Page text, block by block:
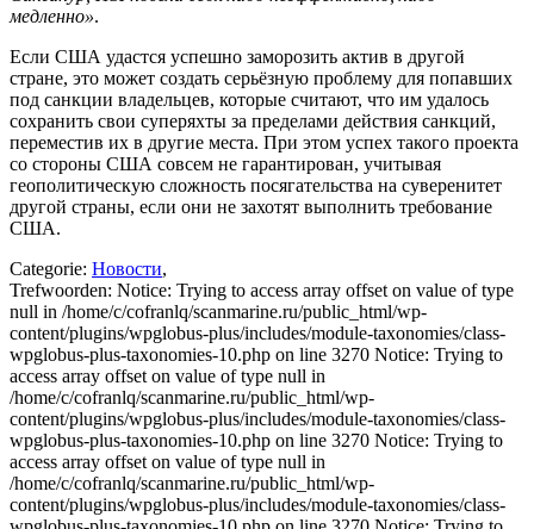
медленно».
Если США удастся успешно заморозить актив в другой
стране, это может создать серьёзную проблему для попавших
под санкции владельцев, которые считают, что им удалось
сохранить свои суперяхты за пределами действия санкций,
переместив их в другие места. При этом успех такого проекта
со стороны США совсем не гарантирован, учитывая
геополитическую сложность посягательства на суверенитет
другой страны, если они не захотят выполнить требование
США.
Categorie: Новости,
Trefwoorden: Notice: Trying to access array offset on value of type
null in /home/c/cofranlq/scanmarine.ru/public_html/wp-
content/plugins/wpglobus-plus/includes/module-taxonomies/class-
wpglobus-plus-taxonomies-10.php on line 3270 Notice: Trying to
access array offset on value of type null in
/home/c/cofranlq/scanmarine.ru/public_html/wp-
content/plugins/wpglobus-plus/includes/module-taxonomies/class-
wpglobus-plus-taxonomies-10.php on line 3270 Notice: Trying to
access array offset on value of type null in
/home/c/cofranlq/scanmarine.ru/public_html/wp-
content/plugins/wpglobus-plus/includes/module-taxonomies/class-